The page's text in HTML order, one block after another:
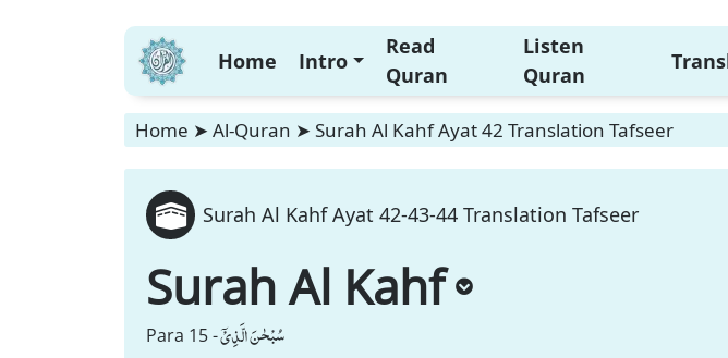
Home Intro
Read
Quran
Listen
Quran
Home ➤ Al-Quran ➤ Surah Al Kahf Ayat 42 Translation Tafseer
Surah Al Kahf Ayat 42-43-44 Translation Tafseer
Surah Al Kahf
Para 15 -سُبْحٰنَ الَّذِیْۤ